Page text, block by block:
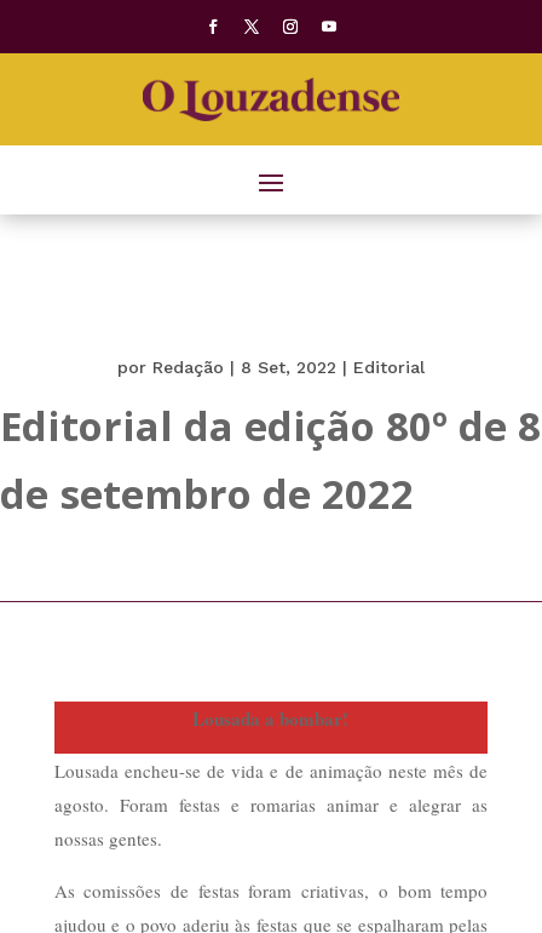
por Redação | 8 Set, 2022 | Editorial
Editorial da edição 80º de 8
de setembro de 2022
Lousada a bombar!
Lousada encheu-se de vida e de animação neste mês de
agosto. Foram festas e romarias animar e alegrar as
nossas gentes.
As comissões de festas foram criativas, o bom tempo
ajudou e o povo aderiu às festas que se espalharam pelas